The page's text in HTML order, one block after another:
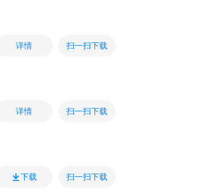
详情 扫一扫下载
详情 扫一扫下载
下载 扫一扫下载